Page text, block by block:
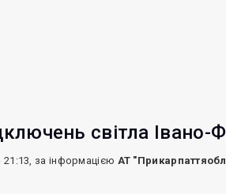
світла
за інформацією АТ